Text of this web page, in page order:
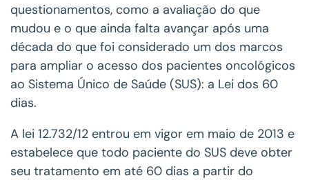
questionamentos, como a avaliação do que
mudou e o que ainda falta avançar após uma
década do que foi considerado um dos marcos
para ampliar o acesso dos pacientes oncológicos
ao Sistema Único de Saúde (SUS): a Lei dos 60
dias.
A lei 12.732/12 entrou em vigor em maio de 2013 e
estabelece que todo paciente do SUS deve obter
seu tratamento em até 60 dias a partir do